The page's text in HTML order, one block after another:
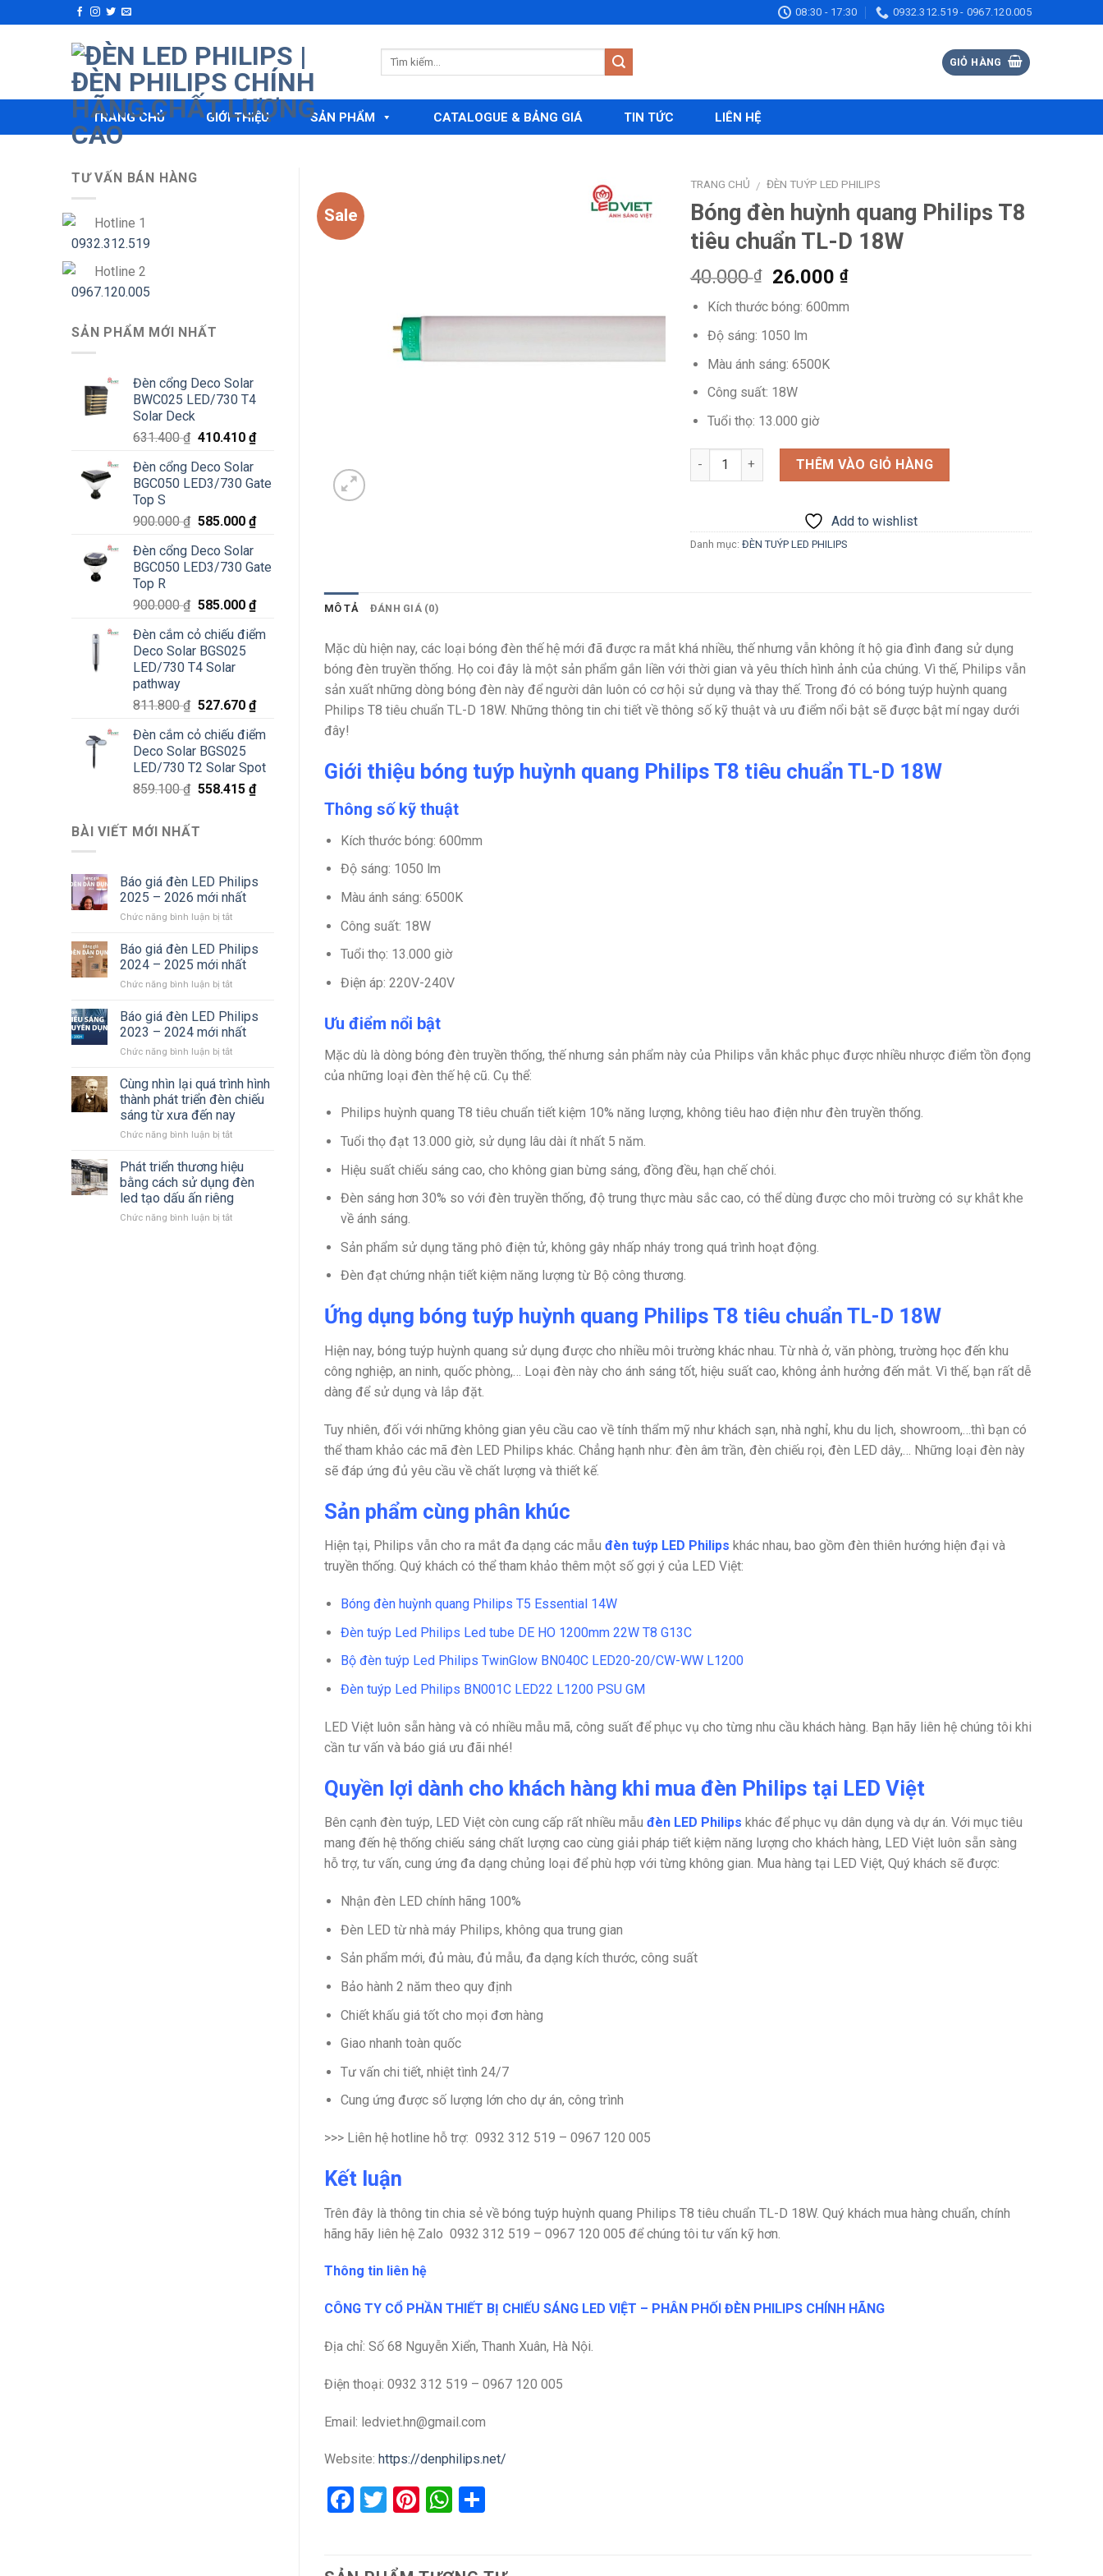
to
08:30 - 17:30 0932.312.519 - 0967.120.005
GIỎ HÀNG
TRANG CHỦ GIỚI THIỆU SẢN PHẨM CATALOGUE & BẢNG GIÁ TIN TỨC LIÊN HỆ
Sale
TRANG CHỦ / ĐÈN TUÝP LED PHILIPS
Bóng đèn huỳnh quang Philips T8
tiêu chuẩn TL-D 18W
40.000₫
Giá
gốc
là:
40.000 ₫.
26.000 ₫Giá
tại
Kích thước bóng: 600mm
Độ sáng: 1050 lm
Màu ánh sáng: 6500K
Công suất: 18W
Tuổi thọ: 13.000 giờ
Số lượng THÊM VÀO GIỎ HÀNG
Add to wishlist
Danh mục: ĐÈN TUÝP LED PHILIPS
MÔ TẢ ĐÁNH GIÁ (0)
Mặc dù hiện nay, các loại bóng đèn thế hệ mới đã được ra mắt khá nhiều, thế nhưng vẫn không ít hộ gia đình đang sử dụng
bóng đèn truyền thống. Họ coi đây là một sản phẩm gắn liền với thời gian và yêu thích hình ảnh của chúng. Vì thế, Philips vẫn
sản xuất những dòng bóng đèn này để người dân luôn có cơ hội sử dụng và thay thế. Trong đó có bóng tuýp huỳnh quang
Philips T8 tiêu chuẩn TL-D 18W. Những thông tin chi tiết về thông số kỹ thuật và ưu điểm nổi bật sẽ được bật mí ngay dưới
đây!
Giới thiệu bóng tuýp huỳnh quang Philips T8 tiêu chuẩn TL-D 18W
Thông số kỹ thuật
Kích thước bóng: 600mm
Độ sáng: 1050 lm
Màu ánh sáng: 6500K
Công suất: 18W
Tuổi thọ: 13.000 giờ
Điện áp: 220V-240V
Ưu điểm nổi bật
Mặc dù là dòng bóng đèn truyền thống, thế nhưng sản phẩm này của Philips vẫn khắc phục được nhiều nhược điểm tồn đọng
của những loại đèn thế hệ cũ. Cụ thể:
Philips huỳnh quang T8 tiêu chuẩn tiết kiệm 10% năng lượng, không tiêu hao điện như đèn truyền thống.
Tuổi thọ đạt 13.000 giờ, sử dụng lâu dài ít nhất 5 năm.
Hiệu suất chiếu sáng cao, cho không gian bừng sáng, đồng đều, hạn chế chói.
Đèn sáng hơn 30% so với đèn truyền thống, độ trung thực màu sắc cao, có thể dùng được cho môi trường có sự khắt khe
về ánh sáng.
Sản phẩm sử dụng tăng phô điện tử, không gây nhấp nháy trong quá trình hoạt động.
Đèn đạt chứng nhận tiết kiệm năng lượng từ Bộ công thương.
Ứng dụng bóng tuýp huỳnh quang Philips T8 tiêu chuẩn TL-D 18W
Hiện nay, bóng tuýp huỳnh quang sử dụng được cho nhiều môi trường khác nhau. Từ nhà ở, văn phòng, trường học đến khu
công nghiệp, an ninh, quốc phòng,… Loại đèn này cho ánh sáng tốt, hiệu suất cao, không ảnh hưởng đến mắt. Vì thế, bạn rất dễ
dàng để sử dụng và lắp đặt.
Tuy nhiên, đối với những không gian yêu cầu cao về tính thẩm mỹ như khách sạn, nhà nghỉ, khu du lịch, showroom,…thì bạn có
thể tham khảo các mã đèn LED Philips khác. Chẳng hạnh như: đèn âm trần, đèn chiếu rọi, đèn LED dây,… Những loại đèn này
sẽ đáp ứng đủ yêu cầu về chất lượng và thiết kế.
Sản phẩm cùng phân khúc
Hiện tại, Philips vẫn cho ra mắt đa dạng các mẫu đèn tuýp LED Philips khác nhau, bao gồm đèn thiên hướng hiện đại và
truyền thống. Quý khách có thể tham khảo thêm một số gợi ý của LED Việt:
Bóng đèn huỳnh quang Philips T5 Essential 14W
Đèn tuýp Led Philips Led tube DE HO 1200mm 22W T8 G13C
Bộ đèn tuýp Led Philips TwinGlow BN040C LED20-20/CW-WW L1200
Đèn tuýp Led Philips BN001C LED22 L1200 PSU GM
LED Việt luôn sẵn hàng và có nhiều mẫu mã, công suất để phục vụ cho từng nhu cầu khách hàng. Bạn hãy liên hệ chúng tôi khi
cần tư vấn và báo giá ưu đãi nhé!
Quyền lợi dành cho khách hàng khi mua đèn Philips tại LED Việt
Bên cạnh đèn tuýp, LED Việt còn cung cấp rất nhiều mẫu đèn LED Philips khác để phục vụ dân dụng và dự án. Với mục tiêu
mang đến hệ thống chiếu sáng chất lượng cao cùng giải pháp tiết kiệm năng lượng cho khách hàng, LED Việt luôn sẵn sàng
hỗ trợ, tư vấn, cung ứng đa dạng chủng loại để phù hợp với từng không gian. Mua hàng tại LED Việt, Quý khách sẽ được:
Nhận đèn LED chính hãng 100%
Đèn LED từ nhà máy Philips, không qua trung gian
Sản phẩm mới, đủ màu, đủ mẫu, đa dạng kích thước, công suất
Bảo hành 2 năm theo quy định
Chiết khấu giá tốt cho mọi đơn hàng
Giao nhanh toàn quốc
Tư vấn chi tiết, nhiệt tình 24/7
Cung ứng được số lượng lớn cho dự án, công trình
>>> Liên hệ hotline hỗ trợ: 0932 312 519 – 0967 120 005
Kết luận
Trên đây là thông tin chia sẻ về bóng tuýp huỳnh quang Philips T8 tiêu chuẩn TL-D 18W. Quý khách mua hàng chuẩn, chính
hãng hãy liên hệ Zalo 0932 312 519 – 0967 120 005 để chúng tôi tư vấn kỹ hơn.
Thông tin liên hệ
CÔNG TY CỔ PHẦN THIẾT BỊ CHIẾU SÁNG LED VIỆT – PHÂN PHỐI ĐÈN PHILIPS CHÍNH HÃNG
Địa chỉ: Số 68 Nguyễn Xiển, Thanh Xuân, Hà Nội.
Điện thoại: 0932 312 519 – 0967 120 005
Email: ledviet.hn@gmail.com
Website: https://denphilips.net/
Facebook
Twitter
Pinterest
WhatsApp
Share
TƯ VẤN BÁN HÀNG
Hotline 1
0932.312.519
Hotline 2
0967.120.005
SẢN PHẨM MỚI NHẤT
Đèn cổng Deco Solar
BWC025 LED/730 T4
Solar Deck
631.400₫ Giá
là:
631.400 ₫.
410.410 ₫Giá
là:
Đèn cổng Deco Solar
BGC050 LED3/730 Gate
Top S
900.000₫ Giá
là:
900.000 ₫.
585.000 ₫Giá
là:
Đèn cổng Deco Solar
BGC050 LED3/730 Gate
Top R
900.000₫ Giá
là:
900.000 ₫.
585.000 ₫Giá
tại
Đèn cắm cỏ chiếu điểm
Deco Solar BGS025
LED/730 T4 Solar
pathway
811.800₫ Giá
là:
811.800 ₫.
527.670 ₫Giá
tại
527.670 ₫.
Đèn cắm cỏ chiếu điểm
Deco Solar BGS025
LED/730 T2 Solar Spot
859.100₫ Giá
859.100 ₫.
558.415 ₫Giá
BÀI VIẾT MỚI NHẤT
Báo giá đèn LED Philips
2025 – 2026 mới nhất
Chức năng bình luận bị tắtở
giá
đèn
LED
Philips
–
2026
nhất
Báo giá đèn LED Philips
2024 – 2025 mới nhất
Chức năng bình luận bị tắtở
giá
đèn
LED
Philips
–
2025
nhất
Báo giá đèn LED Philips
2023 – 2024 mới nhất
Chức năng bình luận bị tắtở
giá
đèn
LED
Philips
2023
2024 mới
nhất
Cùng nhìn lại quá trình hình
thành phát triển đèn chiếu
sáng từ xưa đến nay
Chức năng bình luận bị tắtở
nhìn
lại
quá
trình
hình
Phát triển thương hiệu
bằng cách sử dụng đèn
led tạo dấu ấn riêng
Chức năng bình luận bị tắtở